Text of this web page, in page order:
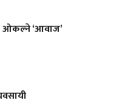
ओकल्ने ‘आवाज’